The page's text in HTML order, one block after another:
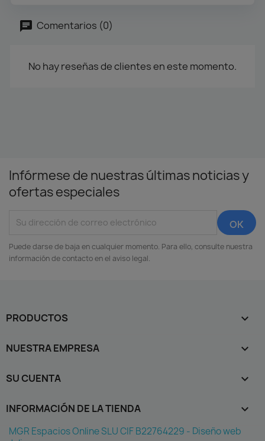
Comentarios (0)
No hay reseñas de clientes en este momento.
Infórmese de nuestras últimas noticias y
ofertas especiales
Puede darse de baja en cualquier momento. Para ello, consulte nuestra
información de contacto en el aviso legal.
PRODUCTOS 
NUESTRA EMPRESA 
SU CUENTA 
INFORMACIÓN DE LA TIENDA keyboard_arrow_down
MGR Espacios Online SLU CIF B22764229 - Diseño web